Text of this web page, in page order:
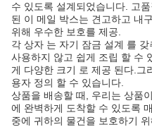
수 있도록 설계되었습니다. 고
된 이 메일 박스는 견고하고 내
위해 우수한 보호를 제공.
각 상자 는 자기 잠금 설계 를
사용하지 않고 쉽게 조립 할 수
게 다양한 크기 로 제공 된다.그
용자 정의 할 수 있습니다.
상품을 배송할 때, 우리는 상품
에 완벽하게 도착할 수 있도록
중에 귀하의 물건을 보호하기